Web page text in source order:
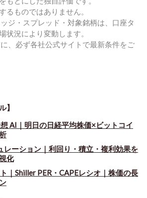
るものではありません。
ジ・スプレッド・対象銘柄は、口座タ
状況により変動します。
、必ず各社公式サイトで最新条件をご
】
AI｜明日の日経平均株価×ビットコイ
レーション｜利回り・積立・複利効果を
化
｜ Shiller PER・CAPEレシオ｜株価の長